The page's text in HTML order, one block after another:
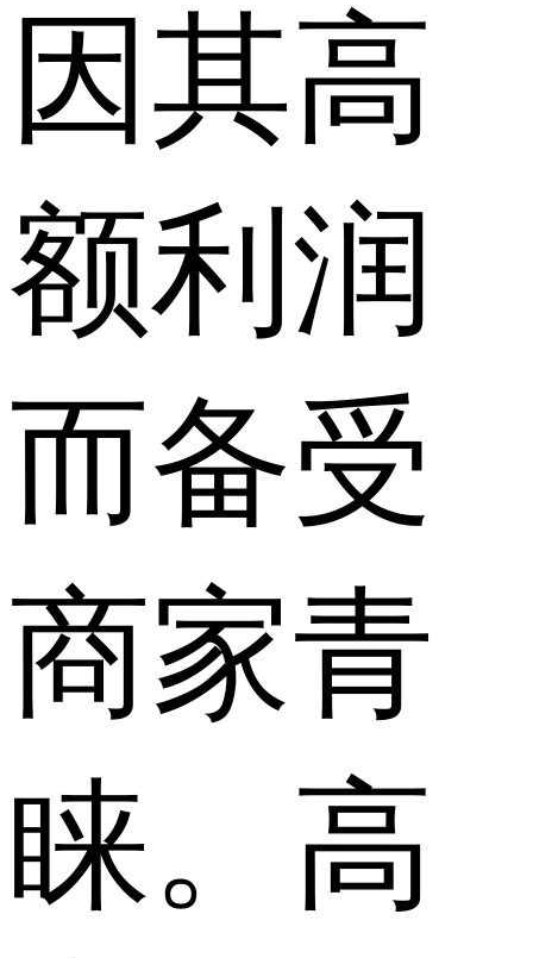
因其高
额利润
而备受
商家青
睐。高